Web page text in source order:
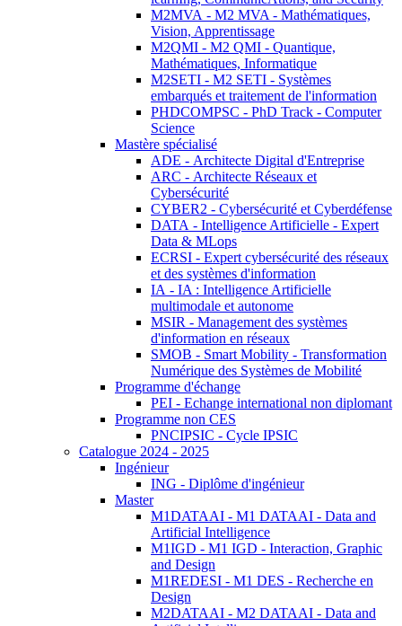
M2MVA - M2 MVA - Mathématiques,
Vision, Apprentissage
M2QMI - M2 QMI - Quantique,
Mathématiques, Informatique
M2SETI - M2 SETI - Systèmes
embarqués et traitement de l'information
PHDCOMPSC - PhD Track - Computer
Science
Mastère spécialisé
ADE - Architecte Digital d'Entreprise
ARC - Architecte Réseaux et
Cybersécurité
CYBER2 - Cybersécurité et Cyberdéfense
DATA - Intelligence Artificielle - Expert
Data & MLops
ECRSI - Expert cybersécurité des réseaux
et des systèmes d'information
IA - IA : Intelligence Artificielle
multimodale et autonome
MSIR - Management des systèmes
d'information en réseaux
SMOB - Smart Mobility - Transformation
Numérique des Systèmes de Mobilité
Programme d'échange
PEI - Echange international non diplomant
Programme non CES
PNCIPSIC - Cycle IPSIC
Catalogue 2024 - 2025
Ingénieur
ING - Diplôme d'ingénieur
Master
M1DATAAI - M1 DATAAI - Data and
Artificial Intelligence
M1IGD - M1 IGD - Interaction, Graphic
and Design
M1REDESI - M1 DES - Recherche en
Design
M2DATAAI - M2 DATAAI - Data and